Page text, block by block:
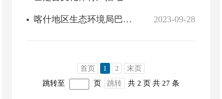
2023-09-28
喀什地区生态环境局巴楚县分局
首页 1 2
末页
跳转至
页 跳转 共 2 页 共 27 条